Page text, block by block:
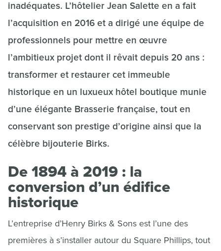
inadéquates. L’hôtelier Jean Salette en a fait
l’acquisition en 2016 et a dirigé une équipe de
professionnels pour mettre en œuvre
l’ambitieux projet dont il rêvait depuis 20 ans :
transformer et restaurer cet immeuble
historique en un luxueux hôtel boutique munie
d’une élégante Brasserie française, tout en
conservant son prestige d’origine ainsi que la
célèbre bijouterie Birks.
De 1894 à 2019 : la
conversion d’un édifice
historique
L’entreprise d’Henry Birks & Sons est l’une des
premières à s’installer autour du Square Phillips, tout